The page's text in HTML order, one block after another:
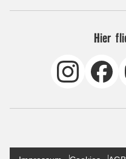
Hier